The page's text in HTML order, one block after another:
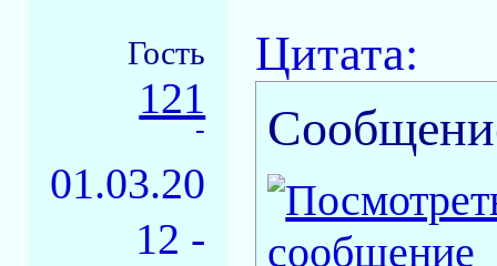
Гость
121
-
01.03.20
12 -
Цитата: